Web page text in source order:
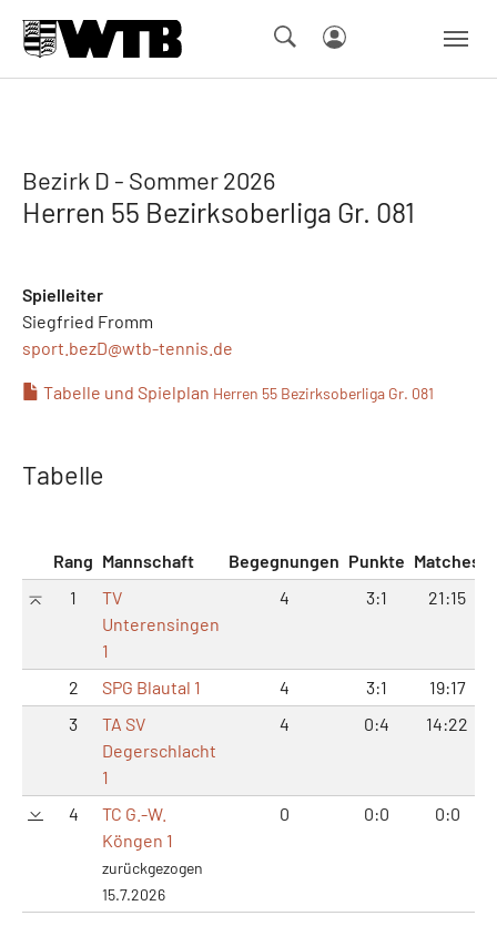
Bezirk D - Sommer 2026
Herren 55 Bezirksoberliga Gr. 081
Spielleiter
Siegfried Fromm
sport.bezD@wtb-tennis.de
Tabelle und Spielplan Herren 55 Bezirksoberliga Gr. 081
Tabelle
Rang Mannschaft Begegnungen Punkte Matches
1
TV
Unterensingen
1
4 3:1 21:15
2 SPG Blautal 1 4 3:1 19:17
3
TA SV
Degerschlacht
1
4 0:4 14:22
4
TC G.-W.
Köngen 1
zurückgezogen
15.7.2026
0 0:0 0:0